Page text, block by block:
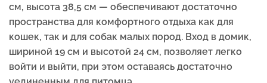
см, высота 38,5 см — обеспечивают достаточно
пространства для комфортного отдыха как для
кошек, так и для собак малых пород. Вход в домик,
шириной 19 см и высотой 24 см, позволяет легко
войти и выйти, при этом оставаясь достаточно